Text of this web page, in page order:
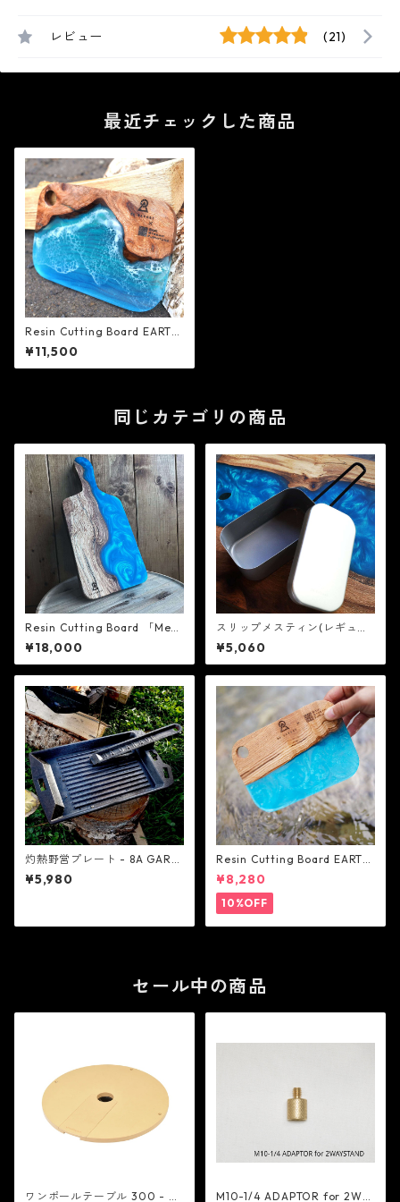
レビュー (21)
最近チェックした商品
Resin Cutting Board EARTH
BORAD Ver ZENIBAKO - 8A
GARAGE
¥11,500
同じカテゴリの商品
Resin Cutting Board 「Meg
as」 - 8A GARAGE
¥18,000
スリップメスティン(レギュラ
ー) - 8A GARAGE
¥5,060
灼熱野営プレート - 8A GARA
GE
¥5,980
Resin Cutting Board EARTH
BORAD BLUE-OCEAN - 8A G
ARAGE
¥8,280
10%OFF
セール中の商品
ワンポールテーブル 300 - be
M10-1/4 ADAPTOR for 2WA